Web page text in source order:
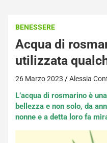
BENESSERE
Acqua di
utilizzata
26 Marzo 2023 Alessia
L’acqua di rosmarino è
bellezza e non solo, da
nonne e a detta loro fa